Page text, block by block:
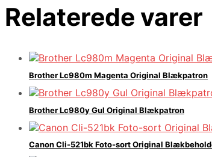
Relaterede varer
Brother Lc980m Magenta Original Blækpatron
Brother Lc980y Gul Original Blækpatron
Canon Cli-521bk Foto-sort Original